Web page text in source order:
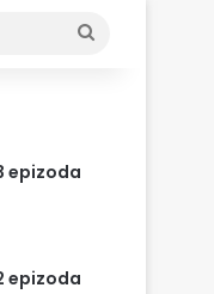
epizoda
epizoda